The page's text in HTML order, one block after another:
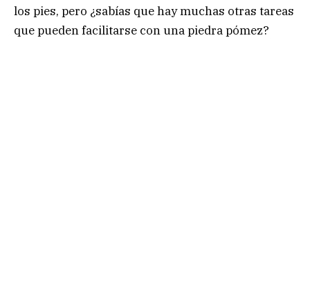
los pies, pero ¿sabías que hay muchas otras tareas
que pueden facilitarse con una piedra pómez?